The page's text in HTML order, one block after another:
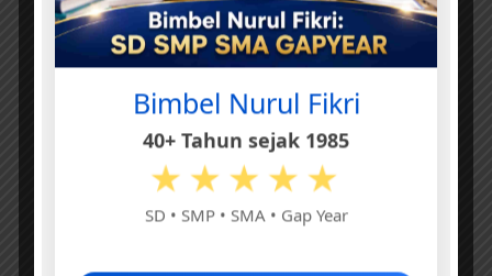
Bimbel Nurul Fikri
40+ Tahun sejak 1985
★★★★★
SD • SMP • SMA • Gap Year